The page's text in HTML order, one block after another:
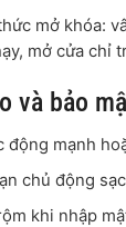
mở khóa:
mở cửa chỉ
và bảo
động mạnh
chủ động
khi nhập